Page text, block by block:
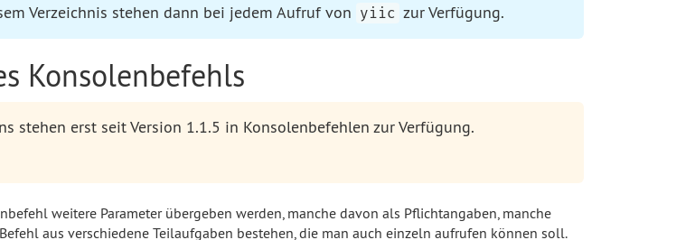
Verzeichnis stehen dann bei jedem Aufruf von yiic zur Verfügung.
Konsolenbefehls
stehen erst seit Version 1.1.5 in Konsolenbefehlen zur Verfügung.
weitere Parameter übergeben werden, manche davon als Pflichtangaben, manche
aus verschiedene Teilaufgaben bestehen, die man auch einzeln aufrufen können soll.